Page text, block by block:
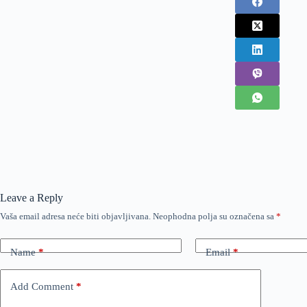
Leave a Reply
Vaša email adresa neće biti objavljivana. Neophodna polja su označena sa *
Name* Email*
Add Comment *